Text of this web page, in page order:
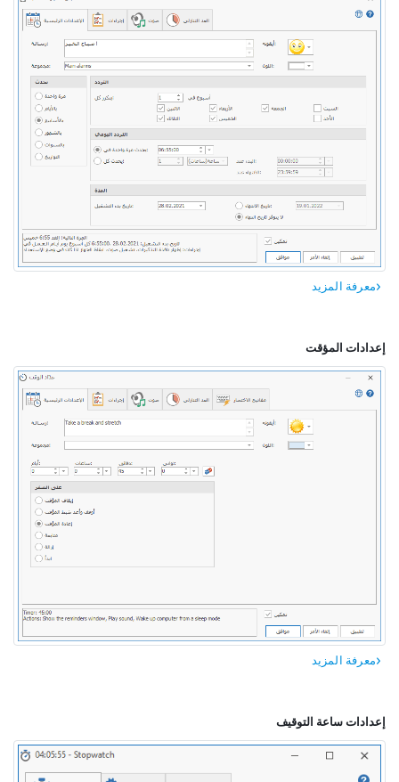
معرفة المزيد
إعدادات المؤقت
معرفة المزيد
إعدادات ساعة التوقيف